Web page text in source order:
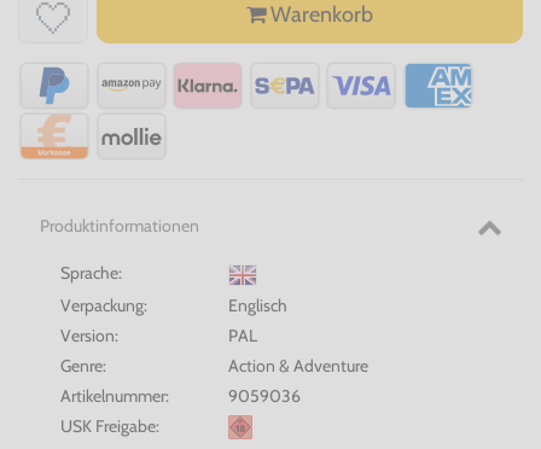
Warenkorb
Produktinformationen
Sprache:
Verpackung:
Englisch
Version:
PAL
Genre:
Action & Adventure
Artikelnummer:
9059036
USK Freigabe: